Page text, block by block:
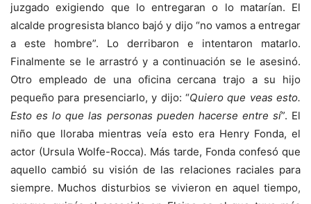
juzgado exigiendo que lo entregaran o lo matarían. El
alcalde progresista blanco bajó y dijo “no vamos a entregar
a este hombre”. Lo derribaron e intentaron matarlo.
Finalmente se le arrastró y a continuación se le asesinó.
Otro empleado de una oficina cercana trajo a su hijo
pequeño para presenciarlo, y dijo: “Quiero que veas esto.
Esto es lo que las personas pueden hacerse entre sí”. El
niño que lloraba mientras veía esto era Henry Fonda, el
actor (Ursula Wolfe-Rocca). Más tarde, Fonda confesó que
aquello cambió su visión de las relaciones raciales para
siempre. Muchos disturbios se vivieron en aquel tiempo,